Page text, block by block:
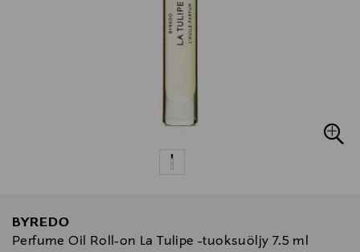
BYREDO
Perfume Oil Roll-on La Tulipe -tuoksuöljy 7.5 ml